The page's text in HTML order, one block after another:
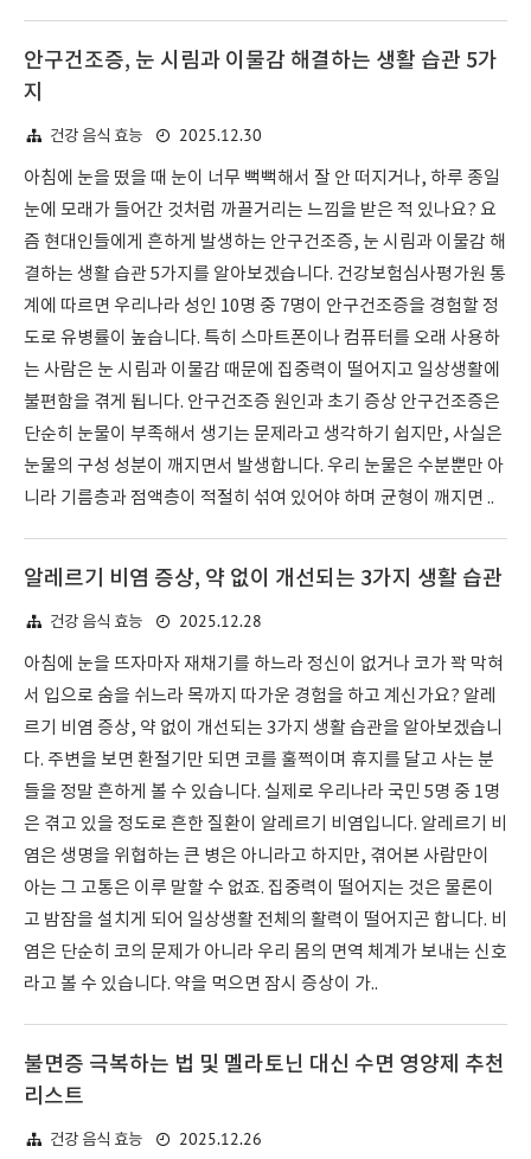
안구건조증, 눈 시림과 이물감 해결하는 생활 습관 5가
지
건강 음식 효능 2025.12.30
아침에 눈을 떴을 때 눈이 너무 뻑뻑해서 잘 안 떠지거나, 하루 종일
눈에 모래가 들어간 것처럼 까끌거리는 느낌을 받은 적 있나요? 요
즘 현대인들에게 흔하게 발생하는 안구건조증, 눈 시림과 이물감 해
결하는 생활 습관 5가지를 알아보겠습니다. 건강보험심사평가원 통
계에 따르면 우리나라 성인 10명 중 7명이 안구건조증을 경험할 정
도로 유병률이 높습니다. 특히 스마트폰이나 컴퓨터를 오래 사용하
는 사람은 눈 시림과 이물감 때문에 집중력이 떨어지고 일상생활에
불편함을 겪게 됩니다. 안구건조증 원인과 초기 증상 안구건조증은
단순히 눈물이 부족해서 생기는 문제라고 생각하기 쉽지만, 사실은
눈물의 구성 성분이 깨지면서 발생합니다. 우리 눈물은 수분뿐만 아
니라 기름층과 점액층이 적절히 섞여 있어야 하며 균형이 깨지면 ..
알레르기 비염 증상, 약 없이 개선되는 3가지 생활 습관
건강 음식 효능 2025.12.28
아침에 눈을 뜨자마자 재채기를 하느라 정신이 없거나 코가 꽉 막혀
서 입으로 숨을 쉬느라 목까지 따가운 경험을 하고 계신가요? 알레
르기 비염 증상, 약 없이 개선되는 3가지 생활 습관을 알아보겠습니
다. 주변을 보면 환절기만 되면 코를 훌쩍이며 휴지를 달고 사는 분
들을 정말 흔하게 볼 수 있습니다. 실제로 우리나라 국민 5명 중 1명
은 겪고 있을 정도로 흔한 질환이 알레르기 비염입니다. 알레르기 비
염은 생명을 위협하는 큰 병은 아니라고 하지만, 겪어본 사람만이
아는 그 고통은 이루 말할 수 없죠. 집중력이 떨어지는 것은 물론이
고 밤잠을 설치게 되어 일상생활 전체의 활력이 떨어지곤 합니다. 비
염은 단순히 코의 문제가 아니라 우리 몸의 면역 체계가 보내는 신호
라고 볼 수 있습니다. 약을 먹으면 잠시 증상이 가..
불면증 극복하는 법 및 멜라토닌 대신 수면 영양제 추천
리스트
건강 음식 효능 2025.12.26